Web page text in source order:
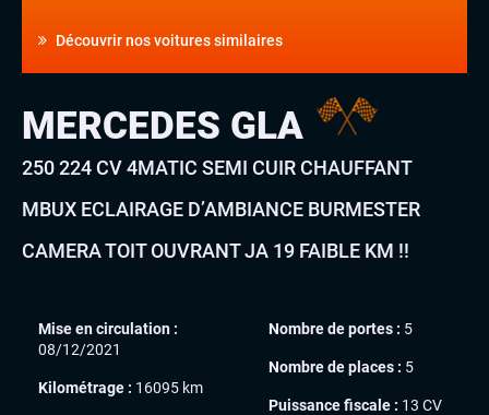
Découvrir nos voitures similaires
MERCEDES GLA
250 224 CV 4MATIC SEMI CUIR CHAUFFANT
MBUX ECLAIRAGE D’AMBIANCE BURMESTER
CAMERA TOIT OUVRANT JA 19 FAIBLE KM !!
Mise en circulation :
08/12/2021
Kilométrage : 16095 km
Nombre de portes : 5
Nombre de places : 5
Puissance fiscale : 13 CV